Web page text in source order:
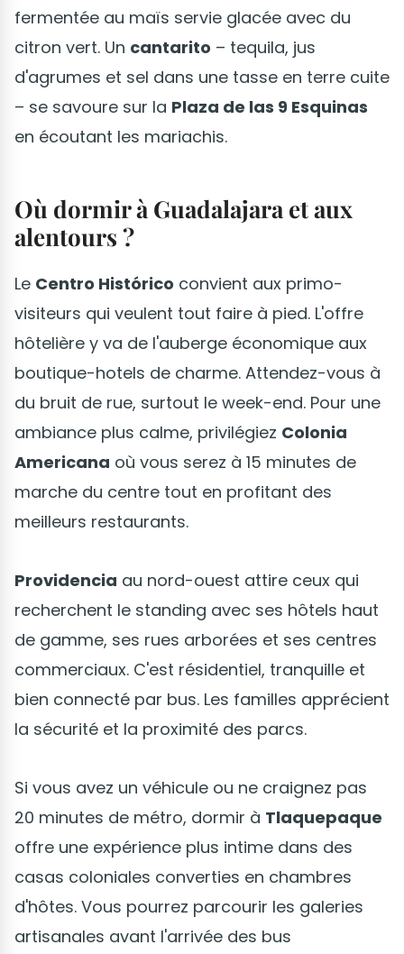
fermentée au maïs servie glacée avec du
citron vert. Un cantarito – tequila, jus
d'agrumes et sel dans une tasse en terre cuite
– se savoure sur la Plaza de las 9 Esquinas
en écoutant les mariachis.
Où dormir à Guadalajara et aux
alentours ?
Le Centro Histórico convient aux primo-
visiteurs qui veulent tout faire à pied. L'offre
hôtelière y va de l'auberge économique aux
boutique-hotels de charme. Attendez-vous à
du bruit de rue, surtout le week-end. Pour une
ambiance plus calme, privilégiez Colonia
Americana où vous serez à 15 minutes de
marche du centre tout en profitant des
meilleurs restaurants.
Providencia au nord-ouest attire ceux qui
recherchent le standing avec ses hôtels haut
de gamme, ses rues arborées et ses centres
commerciaux. C'est résidentiel, tranquille et
bien connecté par bus. Les familles apprécient
la sécurité et la proximité des parcs.
Si vous avez un véhicule ou ne craignez pas
20 minutes de métro, dormir à Tlaquepaque
offre une expérience plus intime dans des
casas coloniales converties en chambres
d'hôtes. Vous pourrez parcourir les galeries
artisanales avant l'arrivée des bus